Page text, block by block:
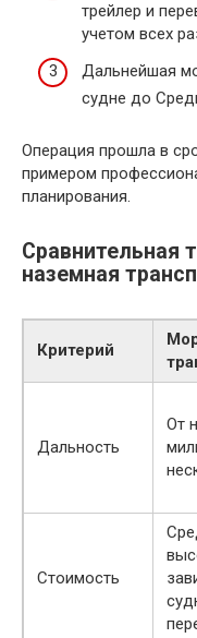
трейлер и
учетом всех
Дальнейшая
судне до
Операция прошла в
примером
планирования.
Сравнительная
наземная
Критерий
Дальность
От
Стоимость